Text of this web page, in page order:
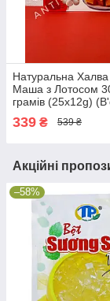
Натуральна Халва
Маша з Лотосом
грамів (25x12g)
339 ₴ 539 ₴
Акційні
–58%